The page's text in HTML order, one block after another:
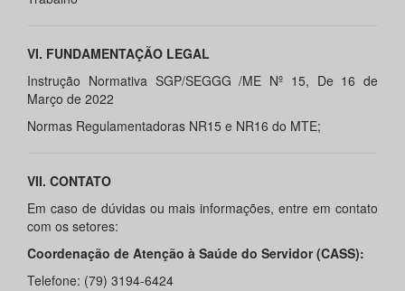
VI. FUNDAMENTAÇÃO LEGAL
Instrução Normativa SGP/SEGGG /ME Nº 15, De 16 de
Março de 2022
Normas Regulamentadoras NR15 e NR16 do MTE;
VII. CONTATO
Em caso de dúvidas ou mais informações, entre em contato
com os setores:
Coordenação de Atenção à Saúde do Servidor (CASS):
Telefone: (79) 3194-6424